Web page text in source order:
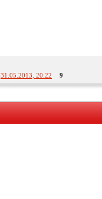
31.05.2013, 20:22 9